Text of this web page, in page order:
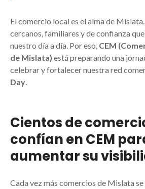
El comercio local es el alma de
cercanos, familiares y de confianza
nuestro día a día. Por eso, CEM
de Mislata) está preparando una
celebrar y fortalecer nuestra red
Day.
Cientos de
confían en CEM
aumentar su
Cada vez más comercios de Mislata